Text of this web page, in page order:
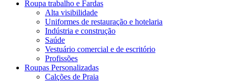
Roupa trabalho e Fardas
Alta visibilidade
Uniformes de restauração e hotelaria
Indústria e construção
Saúde
Vestuário comercial e de escritório
Profissões
Roupas Personalizadas
Calções de Praia